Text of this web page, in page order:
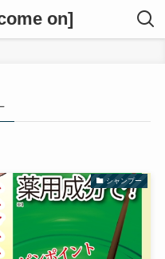
on]
シャンプー